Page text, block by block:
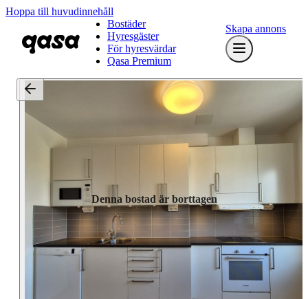
Hoppa till huvudinnehåll
Bostäder
Hyresgäster
För hyresvärdar
Qasa Premium
Skapa annons
Denna bostad är borttagen